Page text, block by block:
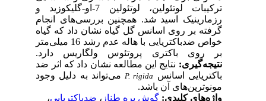
ترکیبات لوتئولین، لوتئولین 7-او-گلیکوزید و
رزمارینیک اسید شد. همچنین بررسی‌های انجام
گرفته بر روی اسانس گل گیاه نشان داد که گیاه
خواص ضدباکتریایی با هاله عدم رشد 16 میلی‌متر
بر روی باکتری پروتئوس ولگاریس دارد.
نتیجه‌گیری:نتایج این مطالعه نشان داد که اثر ضد
باکتریایی اسانسP. rigidaمی‌تواند به دلیل وجود
مونوترپن‌های آن باشد.
واژه‌های کلیدی:گوش بره طناز،ضدباکتریایی،